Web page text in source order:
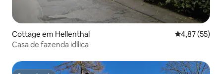
Cottage em Hellenthal Classificação
4,87 (55)
Casa de fazenda idílica